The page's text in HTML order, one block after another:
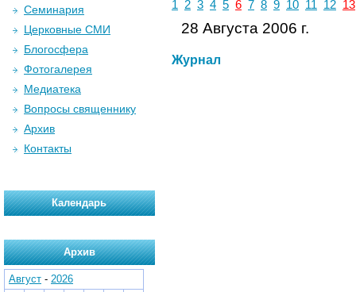
1
2 3 4 5 6 7 8 9 10 11 12 13
28 Августа 2006 г.
Журнал
Семинария
Церковные СМИ
Блогосфера
Фотогалерея
Медиатека
Вопросы священнику
Архив
Контакты
Календарь
Архив
Август - 2026